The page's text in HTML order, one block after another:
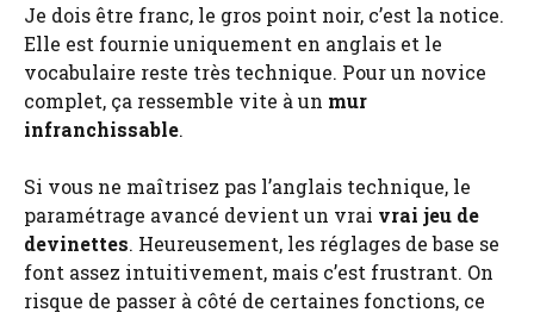
Je dois être franc, le gros point noir, c’est la notice.
Elle est fournie uniquement en anglais et le
vocabulaire reste très technique. Pour un novice
complet, ça ressemble vite à un mur
infranchissable.
Si vous ne maîtrisez pas l’anglais technique, le
paramétrage avancé devient un vrai vrai jeu de
devinettes. Heureusement, les réglages de base se
font assez intuitivement, mais c’est frustrant. On
risque de passer à côté de certaines fonctions, ce